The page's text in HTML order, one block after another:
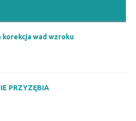
korekcja wad wzroku
PRZYZĘBIA